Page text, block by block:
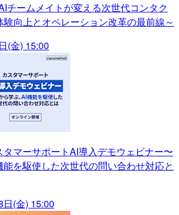
チームメイトが変える次世代コンタク
験向上とオペレーション改革の最前線～
(金) 15:00
タマーサポートAI導入デモウェビナー〜
を駆使した次世代の問い合わせ対応と
(金) 15:00